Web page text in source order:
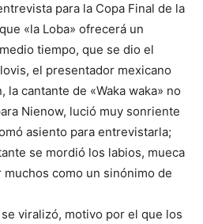
para la Copa Final de la
«la Loba» ofrecerá un
tiempo, que se dio el
el presentador mexicano
la cantante de «Waka waka» no
Nienow, lució muy sonriente
asiento para entrevistarla;
se mordió los labios, mueca
como un sinónimo de
viralizó, motivo por el que los